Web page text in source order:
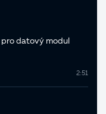
datový modul
2:51